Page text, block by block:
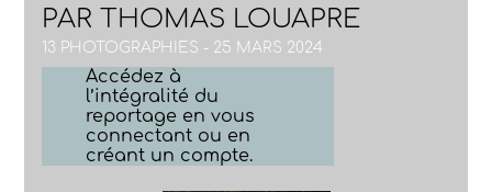
PAR THOMAS LOUAPRE
13 PHOTOGRAPHIES - 25 MARS 2024
Accédez à
l’intégralité du
reportage en vous
connectant ou en
créant un compte.